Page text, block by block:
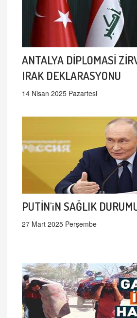
ANTALYA DİPLOMASİ
IRAK DEKLARASYONU
14 Nisan 2025 Pazartesi
PUTİN'iN SAĞLIK
27 Mart 2025 Perşembe